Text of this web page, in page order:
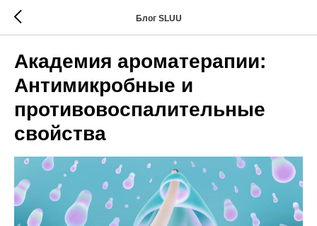
Блог SLUU
Академия ароматерапии:
Антимикробные и
противовоспалительные
свойства